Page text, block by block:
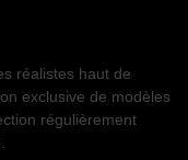
réalistes haut de
exclusive de modèles
régulièrement